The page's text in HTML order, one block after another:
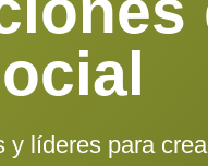
y líderes para